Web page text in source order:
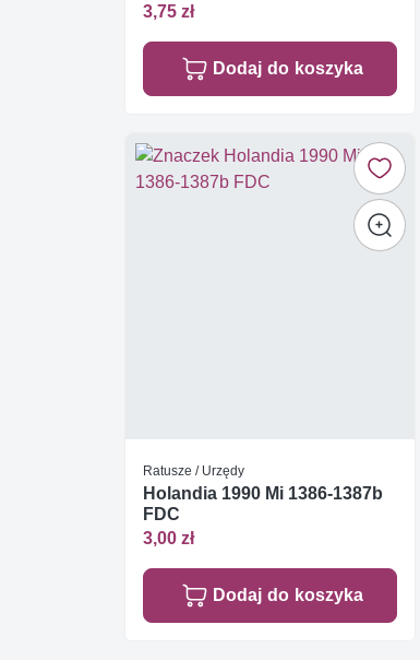
3,75 zł
Dodaj do koszyka
Ratusze / Urzędy
Holandia 1990 Mi 1386-1387b
FDC
3,00 zł
Dodaj do koszyka